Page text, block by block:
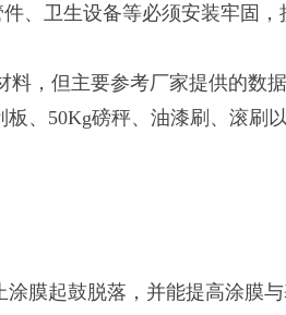
卫生设备等必须安装牢固，
但主要参考厂家提供的数据
50Kg磅秤、油漆刷、滚刷
起鼓脱落，并能提高涂膜与